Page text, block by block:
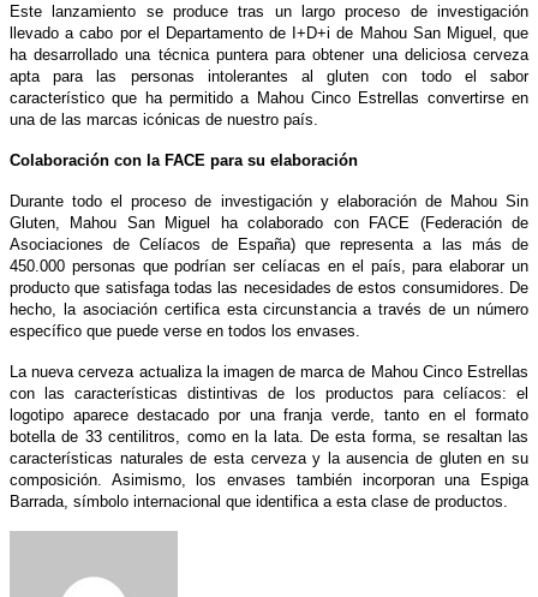
Este lanzamiento se produce tras un largo proceso de investigación
llevado a cabo por el Departamento de I+D+i de Mahou San Miguel, que
ha desarrollado una técnica puntera para obtener una deliciosa cerveza
apta para las personas intolerantes al gluten con todo el sabor
característico que ha permitido a Mahou Cinco Estrellas convertirse en
una de las marcas icónicas de nuestro país.
Colaboración con la FACE para su elaboración
Durante todo el proceso de investigación y elaboración de Mahou Sin
Gluten, Mahou San Miguel ha colaborado con FACE (Federación de
Asociaciones de Celíacos de España) que representa a las más de
450.000 personas que podrían ser celíacas en el país, para elaborar un
producto que satisfaga todas las necesidades de estos consumidores. De
hecho, la asociación certifica esta circunstancia a través de un número
específico que puede verse en todos los envases.
La nueva cerveza actualiza la imagen de marca de Mahou Cinco Estrellas
con las características distintivas de los productos para celíacos: el
logotipo aparece destacado por una franja verde, tanto en el formato
botella de 33 centilitros, como en la lata. De esta forma, se resaltan las
características naturales de esta cerveza y la ausencia de gluten en su
composición. Asimismo, los envases también incorporan una Espiga
Barrada, símbolo internacional que identifica a esta clase de productos.